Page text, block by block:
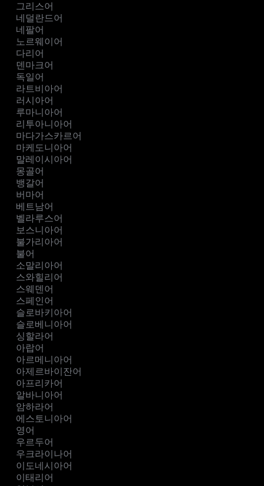
그리스어
네덜란드어
네팔어
노르웨이어
다리어
덴마크어
독일어
라트비아어
러시아어
루마니아어
리투아니아어
마다가스카르어
마케도니아어
말레이시아어
몽골어
뱅갈어
버마어
베트남어
벨라루스어
보스니아어
불가리아어
불어
소말리아어
스와힐리어
스웨덴어
스페인어
슬로바키아어
슬로베니아어
싱할라어
아랍어
아르메니아어
아제르바이잔어
아프리카어
알바니아어
암하라어
에스토니아어
영어
우르두어
우크라이나어
이도네시아어
이태리어